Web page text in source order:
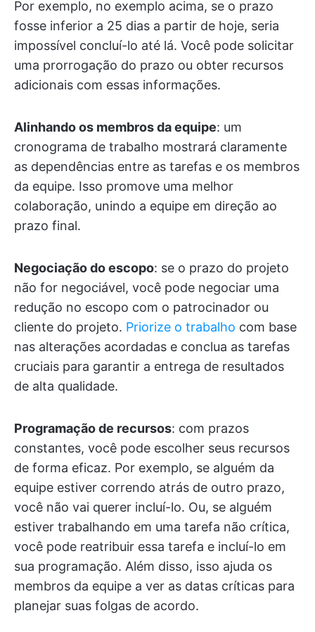
Por exemplo, no exemplo acima, se o prazo
fosse inferior a 25 dias a partir de hoje, seria
impossível concluí-lo até lá. Você pode solicitar
uma prorrogação do prazo ou obter recursos
adicionais com essas informações.
Alinhando os membros da equipe: um
cronograma de trabalho mostrará claramente
as dependências entre as tarefas e os membros
da equipe. Isso promove uma melhor
colaboração, unindo a equipe em direção ao
prazo final.
Negociação do escopo: se o prazo do projeto
não for negociável, você pode negociar uma
redução no escopo com o patrocinador ou
cliente do projeto. Priorize o trabalho com base
nas alterações acordadas e conclua as tarefas
cruciais para garantir a entrega de resultados
de alta qualidade.
Programação de recursos: com prazos
constantes, você pode escolher seus recursos
de forma eficaz. Por exemplo, se alguém da
equipe estiver correndo atrás de outro prazo,
você não vai querer incluí-lo. Ou, se alguém
estiver trabalhando em uma tarefa não crítica,
você pode reatribuir essa tarefa e incluí-lo em
sua programação. Além disso, isso ajuda os
membros da equipe a ver as datas críticas para
planejar suas folgas de acordo.